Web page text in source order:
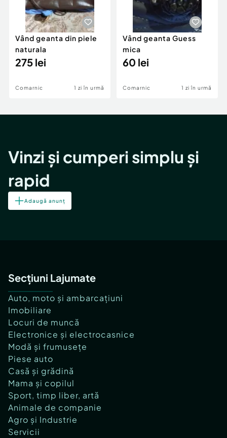
Vând geanta din piele
naturala
275 lei
Comarnic 1 zi în urmă
Vând geanta Guess
mica
60 lei
Comarnic 1 zi în urmă
Vinzi și cumperi simplu și
rapid
Adaugă anunț
Secțiuni Lajumate
Auto, moto și ambarcațiuni
Imobiliare
Locuri de muncă
Electronice și electrocasnice
Modă și frumusețe
Piese auto
Casă și grădină
Mama și copilul
Sport, timp liber, artă
Animale de companie
Agro și Industrie
Servicii